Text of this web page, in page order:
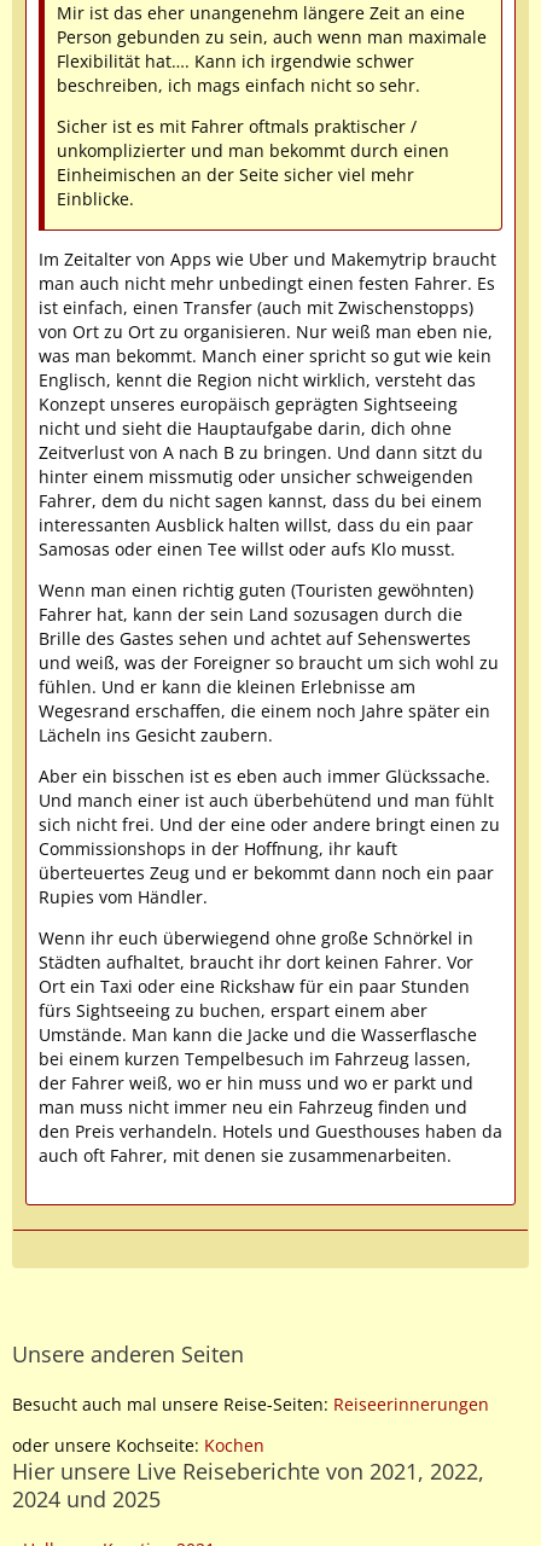
Mir ist das eher unangenehm längere Zeit an eine
Person gebunden zu sein, auch wenn man maximale
Flexibilität hat…. Kann ich irgendwie schwer
beschreiben, ich mags einfach nicht so sehr.
Sicher ist es mit Fahrer oftmals praktischer /
unkomplizierter und man bekommt durch einen
Einheimischen an der Seite sicher viel mehr
Einblicke.
Im Zeitalter von Apps wie Uber und Makemytrip braucht
man auch nicht mehr unbedingt einen festen Fahrer. Es
ist einfach, einen Transfer (auch mit Zwischenstopps)
von Ort zu Ort zu organisieren. Nur weiß man eben nie,
was man bekommt. Manch einer spricht so gut wie kein
Englisch, kennt die Region nicht wirklich, versteht das
Konzept unseres europäisch geprägten Sightseeing
nicht und sieht die Hauptaufgabe darin, dich ohne
Zeitverlust von A nach B zu bringen. Und dann sitzt du
hinter einem missmutig oder unsicher schweigenden
Fahrer, dem du nicht sagen kannst, dass du bei einem
interessanten Ausblick halten willst, dass du ein paar
Samosas oder einen Tee willst oder aufs Klo musst.
Wenn man einen richtig guten (Touristen gewöhnten)
Fahrer hat, kann der sein Land sozusagen durch die
Brille des Gastes sehen und achtet auf Sehenswertes
und weiß, was der Foreigner so braucht um sich wohl zu
fühlen. Und er kann die kleinen Erlebnisse am
Wegesrand erschaffen, die einem noch Jahre später ein
Lächeln ins Gesicht zaubern.
Aber ein bisschen ist es eben auch immer Glückssache.
Und manch einer ist auch überbehütend und man fühlt
sich nicht frei. Und der eine oder andere bringt einen zu
Commissionshops in der Hoffnung, ihr kauft
überteuertes Zeug und er bekommt dann noch ein paar
Rupies vom Händler.
Wenn ihr euch überwiegend ohne große Schnörkel in
Städten aufhaltet, braucht ihr dort keinen Fahrer. Vor
Ort ein Taxi oder eine Rickshaw für ein paar Stunden
fürs Sightseeing zu buchen, erspart einem aber
Umstände. Man kann die Jacke und die Wasserflasche
bei einem kurzen Tempelbesuch im Fahrzeug lassen,
der Fahrer weiß, wo er hin muss und wo er parkt und
man muss nicht immer neu ein Fahrzeug finden und
den Preis verhandeln. Hotels und Guesthouses haben da
auch oft Fahrer, mit denen sie zusammenarbeiten.
Unsere anderen Seiten
Besucht auch mal unsere Reise-Seiten: Reiseerinnerungen
oder unsere Kochseite: Kochen
Hier unsere Live Reiseberichte von 2021, 2022,
2024 und 2025